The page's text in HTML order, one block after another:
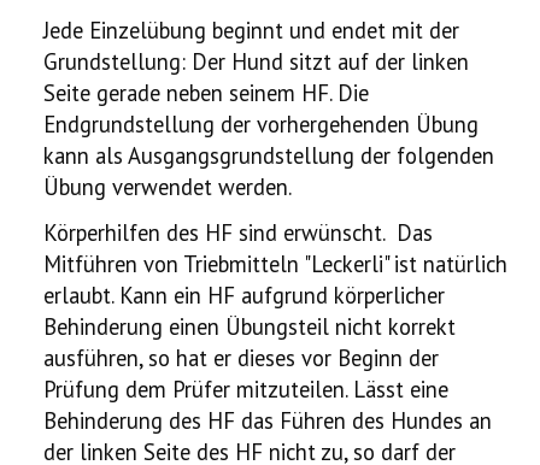
Jede Einzelübung beginnt und endet mit der
Grundstellung: Der Hund sitzt auf der linken
Seite gerade neben seinem HF. Die
Endgrundstellung der vorhergehenden Übung
kann als Ausgangsgrundstellung der folgenden
Übung verwendet werden.
Körperhilfen des HF sind erwünscht. Das
Mitführen von Triebmitteln "Leckerli" ist natürlich
erlaubt. Kann ein HF aufgrund körperlicher
Behinderung einen Übungsteil nicht korrekt
ausführen, so hat er dieses vor Beginn der
Prüfung dem Prüfer mitzuteilen. Lässt eine
Behinderung des HF das Führen des Hundes an
der linken Seite des HF nicht zu, so darf der